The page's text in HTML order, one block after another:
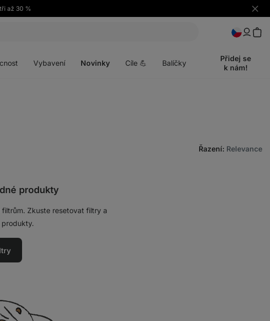
až 30 %
Skrýt
Vybavení Novinky Cíle 💪 Balíčky
Přidej se
k nám!
Řazení: Relevance
produkty
Zkuste resetovat filtry a